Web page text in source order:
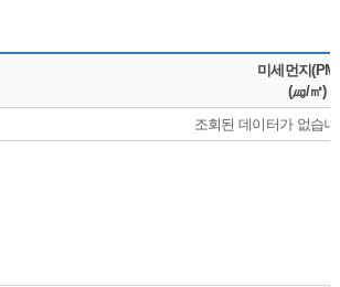
미세먼지
(㎍/㎥)
조회된 데이터가 없습